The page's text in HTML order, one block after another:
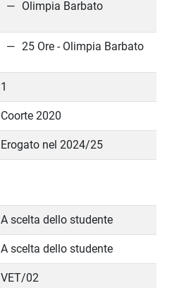
Olimpia Barbato
25 Ore - Olimpia Barbato
1
Coorte 2020
Erogato nel 2024/25
A scelta dello studente
A scelta dello studente
VET/02